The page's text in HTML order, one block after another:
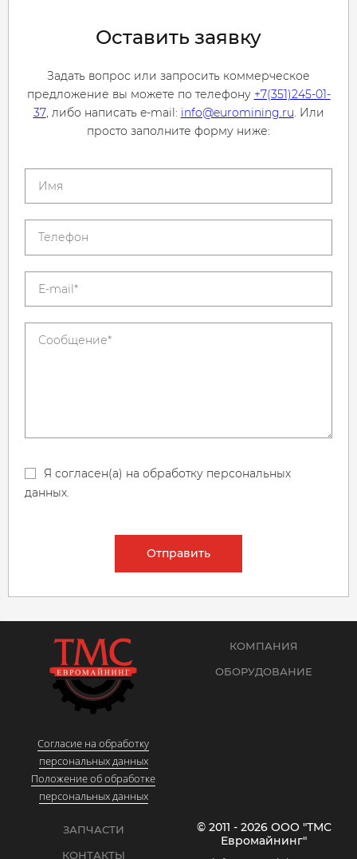
Оставить заявку
Задать вопрос или запросить коммерческое
предложение вы можете по телефону +7(351)245-01-
37, либо написать e-mail: info@euromining.ru. Или
просто заполните форму ниже:
Я согласен(а) на обработку персональных
данных.
Отправить
Согласие на обработку
персональных данных
Положение об обработке
персональных данных
КОМПАНИЯ
ОБОРУДОВАНИЕ
ЗАПЧАСТИ
КОНТАКТЫ
© 2011 - 2026 ООО "ТМС
Евромайнинг"